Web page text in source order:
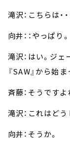
滝沢：こちらは・
向井：：やっぱり
滝沢：はい。ジ
『SAW』から始
斉藤：そうですよ
滝沢：これはどう
向井：そうか。